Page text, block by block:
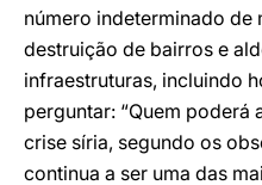
número indeterminado de
destruição de bairros e
infraestruturas, incluindo
perguntar: “Quem poderá
crise síria, segundo os
continua a ser uma das